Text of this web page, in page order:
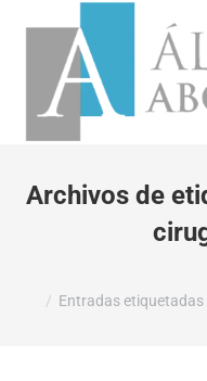
Archivos de
Entradas